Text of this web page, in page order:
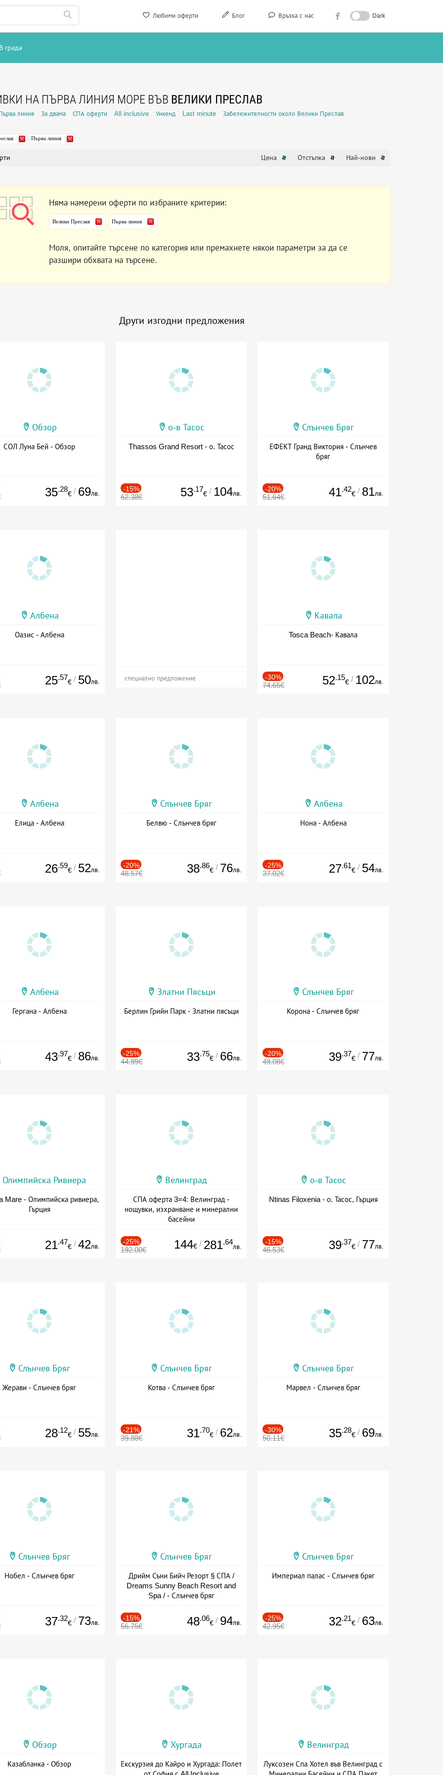
Любими оферти Блог Връзка с нас Dark
В града
НА ПЪРВА ЛИНИЯ МОРЕ ВЪВ ВЕЛИКИ ПРЕСЛАВ
линия За двама СПА оферти All inclusive Уикенд Last minute Забележителности около Велики Преслав
Първа линия
Цена Отстъпка Най-нови
Няма намерени оферти по избраните критерии:
Велики Преслав Първа линия
Моля, опитайте търсене по категория или премахнете някои параметри за да се
разшири обхвата на търсене.
Други изгодни предложения
Обзор
СОЛ Луна Бей - Обзор
35.28
€ / 69лв.
о-в Тасос
Thassos Grand Resort - о. Тасос
-15%
62.38€ 53.17
€ / 104лв.
Слънчев Бряг
ЕФЕКТ Гранд Виктория - Слънчев
бряг
-20%
51.64€ 41.42
€ / 81лв.
Албена
Оазис - Албена
25.57
€ / 50лв. специално предложение
Кавала
Tosca Beach- Кавала
-30%
74.65€ 52.15
€ / 102лв.
Албена
Елица - Албена
26.59
€ / 52лв.
Слънчев Бряг
Белвю - Слънчев бряг
-20%
48.57€ 38.86
€ / 76лв.
Албена
Нона - Албена
-25%
37.02€ 27.61
€ / 54лв.
Албена
Гергана - Албена
43.97
€ / 86лв.
Златни Пясъци
Берлин Грийн Парк - Златни пясъци
-25%
44.99€ 33.75
€ / 66лв.
Слънчев Бряг
Корона - Слънчев бряг
-20%
49.08€ 39.37
€ / 77лв.
Олимпийска Ривиера
Mare - Олимпийска ривиера,
Гърция
21.47
€ / 42лв.
Велинград
СПА оферта 3=4: Велинград -
нощувки, изхранване и минерални
басейни
-25%
192.00€ 144€ / 281.64
лв.
о-в Тасос
Ntinas Filoxenia - о. Тасос, Гърция
-15%
46.53€ 39.37
€ / 77лв.
Слънчев Бряг
Жерави - Слънчев бряг
28.12
€ / 55лв.
Слънчев Бряг
Котва - Слънчев бряг
-21%
39.88€ 31.70
€ / 62лв.
Слънчев Бряг
Марвел - Слънчев бряг
-30%
50.11€ 35.28
€ / 69лв.
Слънчев Бряг
Нобел - Слънчев бряг
37.32
€ / 73лв.
Слънчев Бряг
Дрийм Съни Бийч Резорт § СПА /
Dreams Sunny Beach Resort and
Spa / - Слънчев бряг
-15%
56.75€ 48.06
€ / 94лв.
Слънчев Бряг
Империал палас - Слънчев бряг
-25%
42.95€ 32.21
€ / 63лв.
Обзор
Казабланка - Обзор
Хургада
Екскурзия до Кайро и Хургада: Полет
Велинград
Луксозен Спа Хотел във Велинград с